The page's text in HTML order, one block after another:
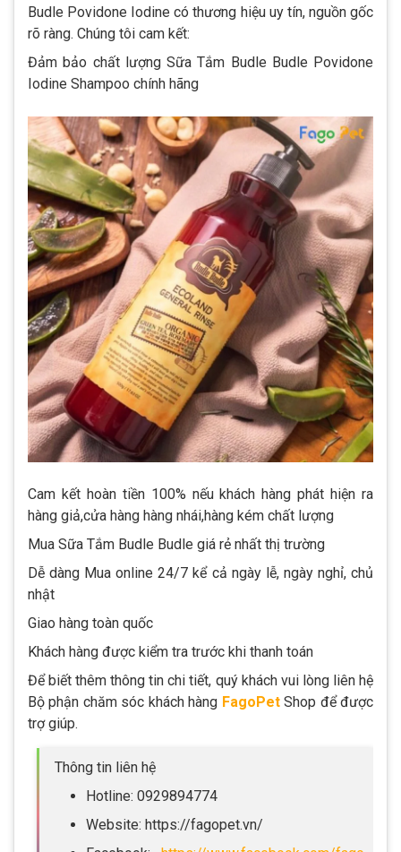
Budle Povidone Iodine có thương hiệu uy tín, nguồn gốc
rõ ràng. Chúng tôi cam kết:
Đảm bảo chất lượng Sữa Tắm Budle Budle Povidone
Iodine Shampoo chính hãng
Cam kết hoàn tiền 100% nếu khách hàng phát hiện ra
hàng giả,cửa hàng hàng nhái,hàng kém chất lượng
Mua Sữa Tắm Budle Budle giá rẻ nhất thị trường
Dễ dàng Mua online 24/7 kể cả ngày lễ, ngày nghỉ, chủ
nhật
Giao hàng toàn quốc
Khách hàng được kiểm tra trước khi thanh toán
Để biết thêm thông tin chi tiết, quý khách vui lòng liên hệ
Bộ phận chăm sóc khách hàng FagoPetShop để được
trợ giúp.
Thông tin liên hệ
Hotline: 0929894774
Website: https://fagopet.vn/